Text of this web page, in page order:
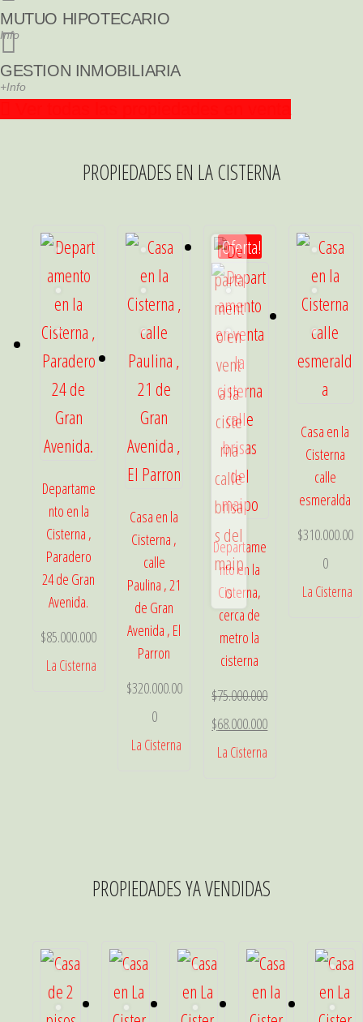
MUTUO HIPOTECARIO
Info
GESTION INMOBILIARIA
+Info
PROPIEDADES EN LA CISTERNA
Departame
nto en la
Cisterna ,
Paradero
24 de Gran
Avenida.
$85.000.000
La Cisterna
Casa en la
Cisterna ,
calle
Paulina , 21
de Gran
Avenida , El
Parron
$320.000.00
0
La Cisterna
¡Oferta!
Departame
nto en la
Cisterna,
cerca de
metro la
cisterna
$75.000.000
El
original
$68.000.000El
La Cisterna
Casa en la
Cisterna
calle
esmeralda
$310.000.00
0
La Cisterna
PROPIEDADES YA VENDIDAS